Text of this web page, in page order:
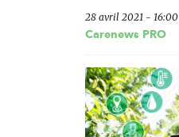
28 avril 2021 - 16:00
Carenews PRO